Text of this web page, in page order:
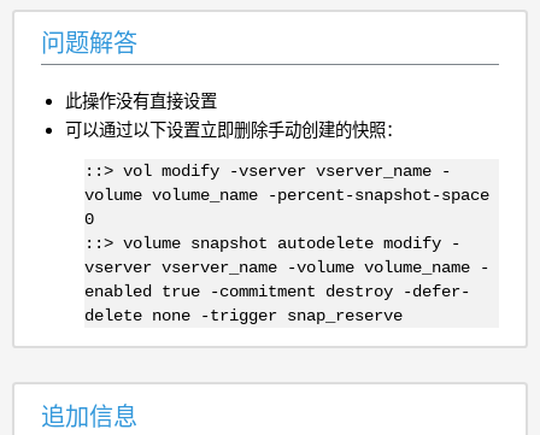
问题解答
此操作没有直接设置
可以通过以下设置立即删除手动创建的快照：
::> vol modify -vserver vserver_name -
volume volume_name -percent-snapshot-space
0
::> volume snapshot autodelete modify -
vserver vserver_name -volume volume_name -
enabled true -commitment destroy -defer-
delete none -trigger snap_reserve
追加信息